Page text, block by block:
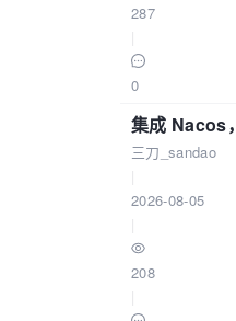
287
0
集成 Nacos
三刀_sandao
2026-08-05
208